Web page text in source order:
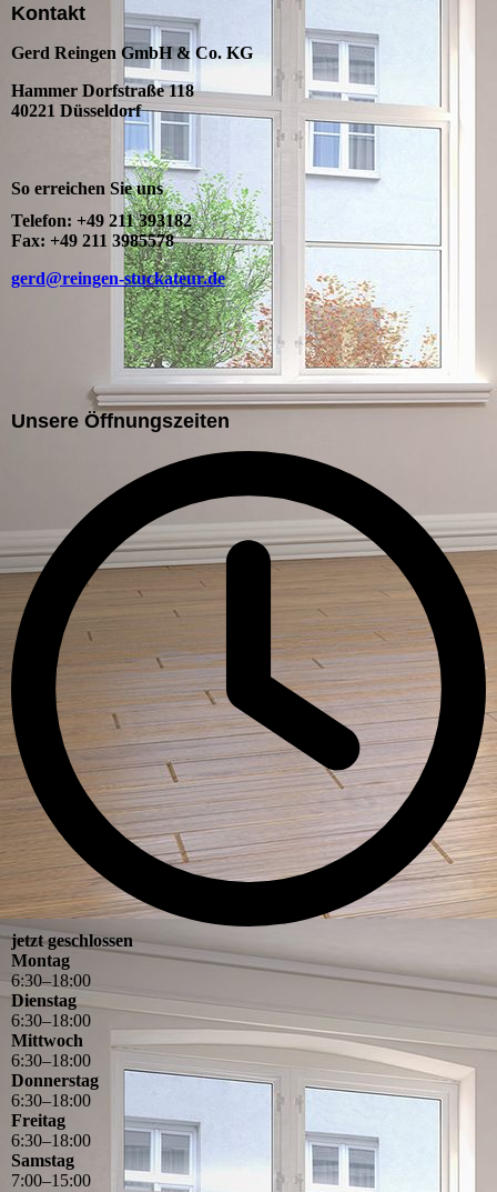
Kontakt
Gerd Reingen GmbH & Co. KG
Hammer Dorfstraße 118
40221 Düsseldorf
So erreichen Sie uns
Telefon: +49 211 393182
Fax: +49 211 3985578
gerd@reingen-stuckateur.de
Unsere Öffnungszeiten
jetzt geschlossen
Montag
6:30–18:00
Dienstag
6:30–18:00
Mittwoch
6:30–18:00
Donnerstag
6:30–18:00
Freitag
6:30–18:00
Samstag
7:00–15:00